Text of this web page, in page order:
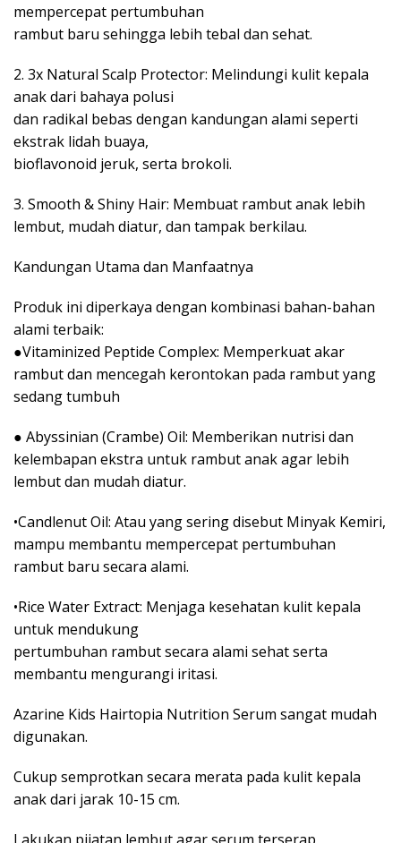
mempercepat pertumbuhan
rambut baru sehingga lebih tebal dan sehat.
2. 3x Natural Scalp Protector: Melindungi kulit kepala
anak dari bahaya polusi
dan radikal bebas dengan kandungan alami seperti
ekstrak lidah buaya,
bioflavonoid jeruk, serta brokoli.
3. Smooth & Shiny Hair: Membuat rambut anak lebih
lembut, mudah diatur, dan tampak berkilau.
Kandungan Utama dan Manfaatnya
Produk ini diperkaya dengan kombinasi bahan-bahan
alami terbaik:
●Vitaminized Peptide Complex: Memperkuat akar
rambut dan mencegah kerontokan pada rambut yang
sedang tumbuh
● Abyssinian (Crambe) Oil: Memberikan nutrisi dan
kelembapan ekstra untuk rambut anak agar lebih
lembut dan mudah diatur.
•Candlenut Oil: Atau yang sering disebut Minyak Kemiri,
mampu membantu mempercepat pertumbuhan
rambut baru secara alami.
•Rice Water Extract: Menjaga kesehatan kulit kepala
untuk mendukung
pertumbuhan rambut secara alami sehat serta
membantu mengurangi iritasi.
Azarine Kids Hairtopia Nutrition Serum sangat mudah
digunakan.
Cukup semprotkan secara merata pada kulit kepala
anak dari jarak 10-15 cm.